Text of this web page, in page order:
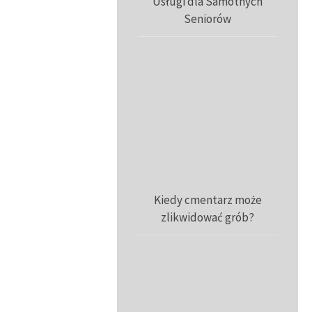
Seniorów
Kiedy cmentarz może
zlikwidować grób?